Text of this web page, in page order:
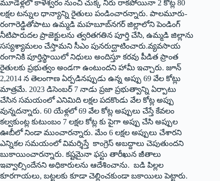
మూడేళ్ల‌లో కాళేశ్వ‌రం నుంచి చుక్క నీరు రాక‌పోయినా 2 కోట్ల 80
ల‌క్ష‌ల ట‌న్నుల ధాన్యాన్ని రైతులు పండించారన్నారు. పాలమూరు-
రంగారెడ్డితోపాటు ఉమ్మడి మహబూబ్‌నగర్ జిల్లాలోని పెండింగ్
నీటిపారుదల ప్రాజెక్టులను త్వరితగతిన పూర్తి చేసి, ఉమ్మడి జిల్లాను
సస్యశ్యామలం చేస్తామని సీఎం పునరుద్ఘాటించారు.వ్యవసాయ
రంగానికి పూర్తిస్థాయిలో నిధులు అందిస్తూ కరవు పీడిత ప్రాంత
రైతులకు ప్రభుత్వం అండగా ఉంటుందని హామీ ఇచ్చారు. జూన్
2,2014 న తెలంగాణ ఏర్ప‌డినప్పుడు ఉన్న అప్పు 69 వేల కోట్లు
మాత్ర‌మే. 2023 డిసెంబ‌ర్ 7 నాడు ప్ర‌జా ప్ర‌భుత్వాన్ని ఏర్పాటు
చేసిన స‌మ‌యంలో ఎనిమిది లక్షల ప‌ద‌కొండు వేల కోట్ల అప్పు
వున్న‌ద‌న్నారు. 60 యేళ్ల‌లో 69 వేల కోట్ల అప్పులు చేస్తే కేవ‌లం
క‌ల్వ‌కుంట్ల కుటుంబం 7 ల‌క్ష‌ల కోట్ల కు పైగా అప్పు చేసి అప్పుల
ఊబీలో నిండా ముంచారన్నారు. మేం 6 ల‌క్ష‌ల అప్పులు చేశార‌ని
ఎన్నిక‌ల స‌మ‌యంలో విమ‌ర్శిస్తే కాంగ్రెస్ అబ‌ద్దాలు చెపుతుంద‌ని
బుకాయించార‌న్నారు. క‌ష్ట‌మైనా ఫ‌స్టు తారీఖున జీతాలు
ఇవ్వాల్సిందేన‌ని అధికారుల‌ను ఆదేశించాను. బ‌డి పిల్ల‌ల
కూర‌గాయ‌లు, బ‌ట్ట‌ల‌కు కూడా చెల్లించ‌కుండా బ‌కాయిలు పెట్టారు.